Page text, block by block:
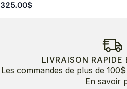
325.00$
LIVRAISON RAPIDE
Les commandes de plus de
En savoir